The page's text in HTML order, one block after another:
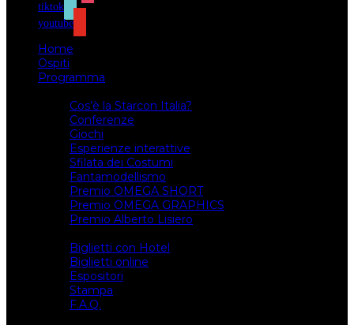
tiktok
youtube
Home
Ospiti
Programma
Cos’è la Starcon Italia?
Conferenze
Giochi
Esperienze interattive
Sfilata dei Costumi
Fantamodellismo
Premio OMEGA SHORT
Premio OMEGA GRAPHICS
Premio Alberto Lisiero
Biglietti con Hotel
Biglietti online
Espositori
Stampa
F.A.Q.